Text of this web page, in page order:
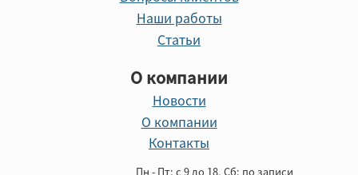
Наши работы
Статьи
О компании
Новости
О компании
Контакты
Пн - Пт: с 9 до 18, Cб: по записи